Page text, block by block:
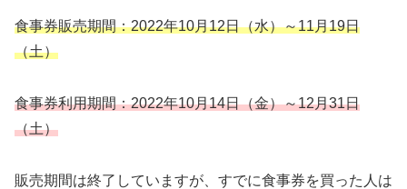
食事券販売期間：2022年10月12日（水）～11月19日
（土）
食事券利用期間：2022年10月14日（金）～12月31日
（土）
販売期間は終了していますが、すでに食事券を買った人は